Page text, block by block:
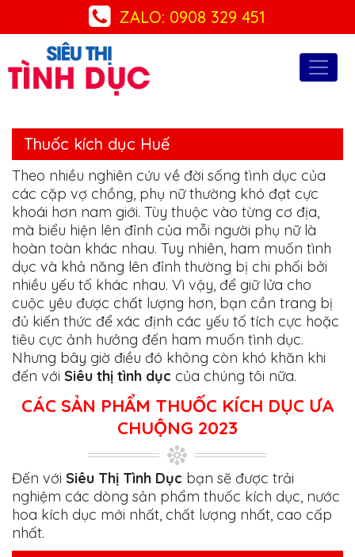
ZALO: 0908 329 451
Thuốc kích dục Huế
Theo nhiều nghiên cứu về đời sống tình dục của
các cặp vợ chồng, phụ nữ thường khó đạt cực
khoái hơn nam giới. Tùy thuộc vào từng cơ địa,
mà biểu hiện lên đỉnh của mỗi người phụ nữ là
hoàn toàn khác nhau. Tuy nhiên, ham muốn tình
dục và khả năng lên đỉnh thường bị chi phối bởi
nhiều yếu tố khác nhau. Vì vậy, để giữ lửa cho
cuộc yêu được chất lượng hơn, bạn cần trang bị
đủ kiến thức để xác định các yếu tố tích cực hoặc
tiêu cực ảnh hưởng đến ham muốn tình dục.
Nhưng bây giờ điều đó không còn khó khăn khi
đến với Siêu thị tình dục của chúng tôi nữa.
CÁC SẢN PHẨM THUỐC KÍCH DỤC ƯA
CHUỘNG 2023
Đến với Siêu Thị Tình Dục bạn sẽ được trải
nghiệm các dòng sản phẩm thuốc kích dục, nước
hoa kích dục mới nhất, chất lượng nhất, cao cấp
nhất.